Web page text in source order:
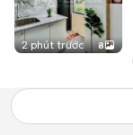
2 phút trước 8